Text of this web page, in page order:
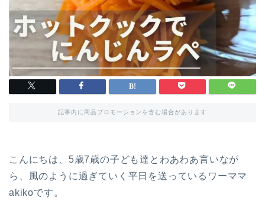
記事内に商品プロモーションを含む場合があります
こんにちは、5歳7歳の子ども達とわあわあ言いなが
ら、風のように過ぎていく平日を送っているワーママ
akikoです。